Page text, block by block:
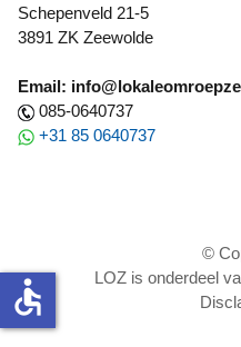
Schepenveld 21-5
3891 ZK Zeewolde
Email:
085-0640737
+31 85 0640737
©
LOZ is onderdeel
accessible